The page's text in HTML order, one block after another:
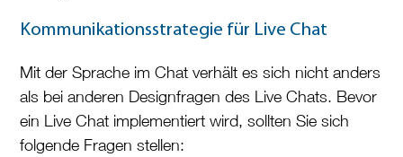
Kommunikationsstrategie für Live Chat
Mit der Sprache im Chat verhält es sich nicht anders
als bei anderen Designfragen des Live Chats. Bevor
ein Live Chat implementiert wird, sollten Sie sich
folgende Fragen stellen: